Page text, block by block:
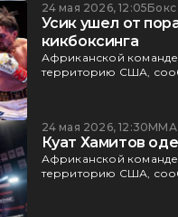
24 мая 2026, 12:05Бокс
Усик ушел от
кикбоксинга
Африканской команде
территорию США,
24 мая 2026, 12:30ММА
Куат Хамитов
Африканской команде
территорию США,